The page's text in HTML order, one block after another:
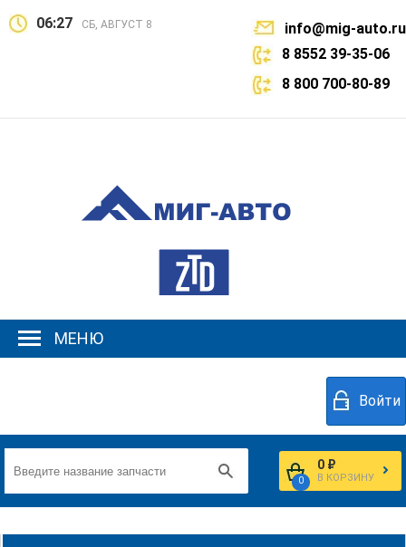
06:27 СБ, АВГУСТ 8
info@mig-auto.ru
8 8552 39-35-06
8 800 700-80-89
МЕНЮ
Войти
0
0 ₽
В КОРЗИНУ